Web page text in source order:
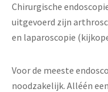
Chirurgische
uitgevoerd zijn
en laparoscopie
Voor de meeste
noodzakelijk. Alléén